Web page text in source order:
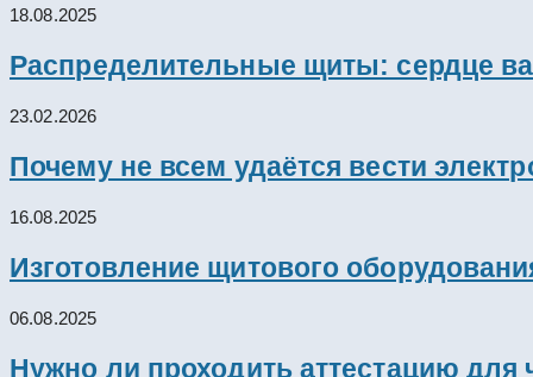
18.08.2025
Распределительные щиты: сердце
23.02.2026
Почему не всем удаётся вести
16.08.2025
Изготовление щитового
06.08.2025
Нужно ли проходить аттестацию для